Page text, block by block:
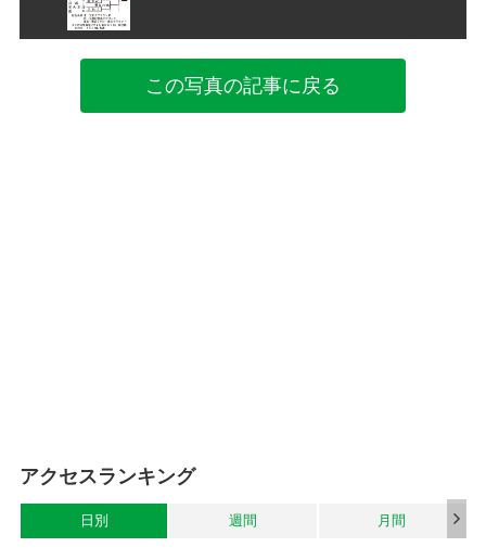
この写真の記事に戻る
アクセスランキング
日別 週間 月間